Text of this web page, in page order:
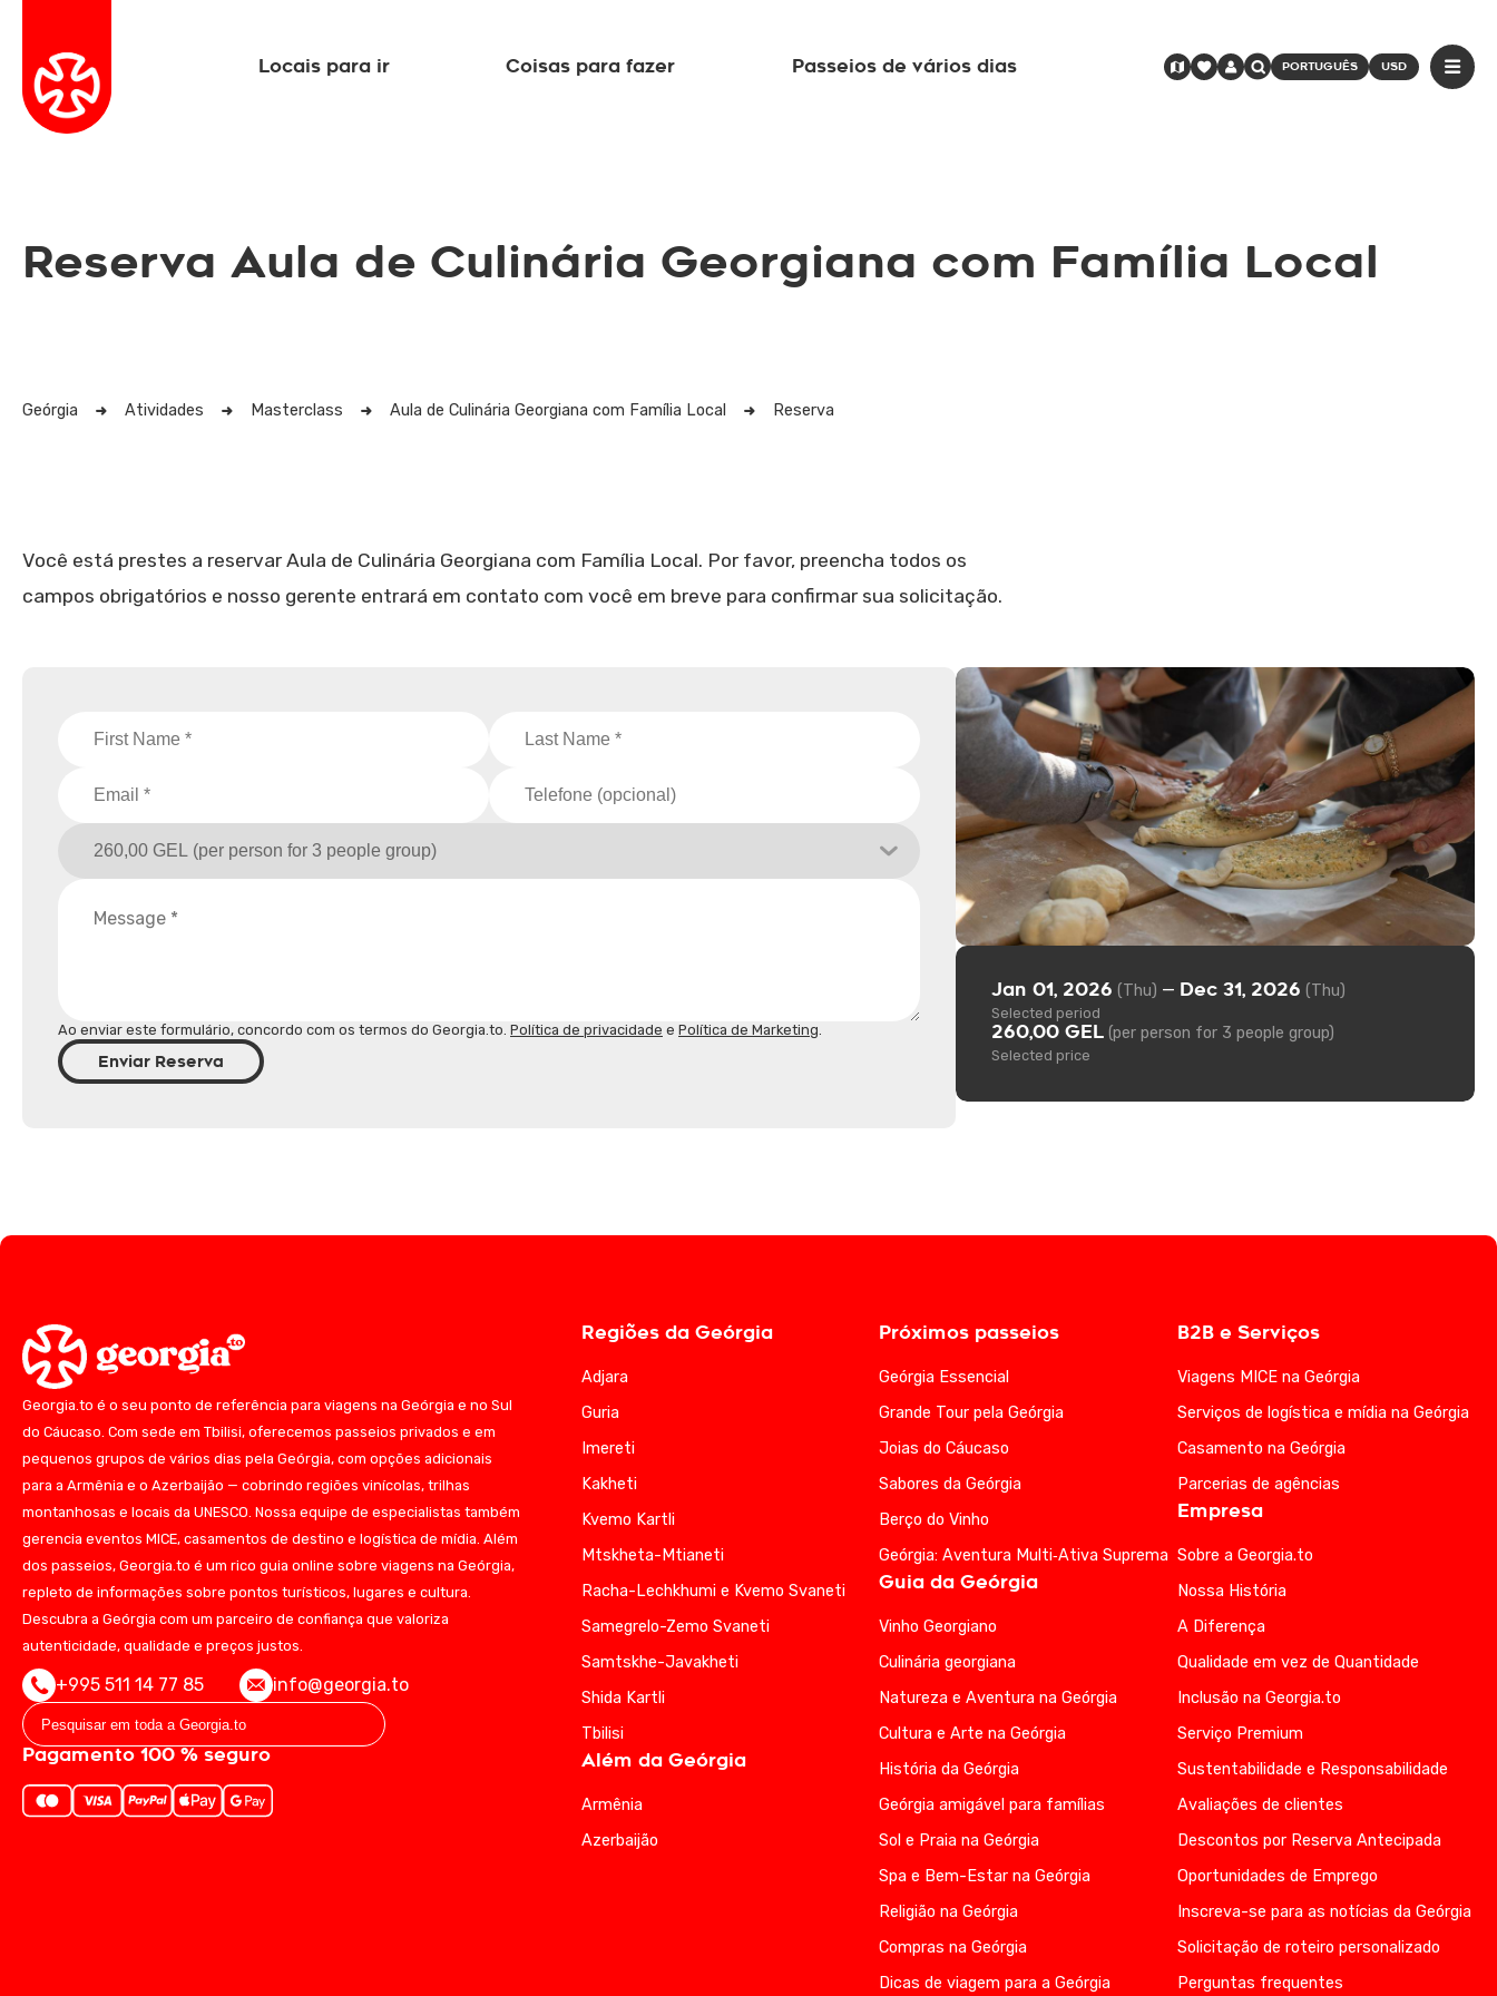
Locais para ir Coisas para fazer Passeios de vários dias PORTUGUÊS USD
Reserva Aula de Culinária Georgiana com Família Local
Geórgia Atividades Masterclass Aula de Culinária Georgiana com Família Local Reserva
Você está prestes a reservar Aula de Culinária Georgiana com Família Local. Por favor, preencha todos os
campos obrigatórios e nosso gerente entrará em contato com você em breve para confirmar sua solicitação.
Ao enviar este formulário, concordo com os termos do Georgia.to. Política de privacidade e Política de Marketing.
Enviar Reserva
Jan 01, 2026 (Thu) — Dec 31, 2026 (Thu)
Selected period
260,00 GEL (per person for 3 people group)
Selected price
Georgia.to é o seu ponto de referência para viagens na Geórgia e no Sul
do Cáucaso. Com sede em Tbilisi, oferecemos passeios privados e em
pequenos grupos de vários dias pela Geórgia, com opções adicionais
para a Armênia e o Azerbaijão — cobrindo regiões vinícolas, trilhas
montanhosas e locais da UNESCO. Nossa equipe de especialistas também
gerencia eventos MICE, casamentos de destino e logística de mídia. Além
dos passeios, Georgia.to é um rico guia online sobre viagens na Geórgia,
repleto de informações sobre pontos turísticos, lugares e cultura.
Descubra a Geórgia com um parceiro de confiança que valoriza
autenticidade, qualidade e preços justos.
+995 511 14 77 85 info@georgia.to
Pagamento 100 % seguro
Regiões da Geórgia
Adjara
Guria
Imereti
Kakheti
Kvemo Kartli
Mtskheta-Mtianeti
Racha-Lechkhumi e Kvemo Svaneti
Samegrelo-Zemo Svaneti
Samtskhe-Javakheti
Shida Kartli
Tbilisi
Além da Geórgia
Armênia
Azerbaijão
Próximos passeios
Geórgia Essencial
Grande Tour pela Geórgia
Joias do Cáucaso
Sabores da Geórgia
Berço do Vinho
Geórgia: Aventura Multi‑Ativa Suprema
Guia da Geórgia
Vinho Georgiano
Culinária georgiana
Natureza e Aventura na Geórgia
Cultura e Arte na Geórgia
História da Geórgia
Geórgia amigável para famílias
Sol e Praia na Geórgia
Spa e Bem-Estar na Geórgia
Religião na Geórgia
Compras na Geórgia
Dicas de viagem para a Geórgia
B2B e Serviços
Viagens MICE na Geórgia
Serviços de logística e mídia na Geórgia
Casamento na Geórgia
Parcerias de agências
Empresa
Sobre a Georgia.to
Nossa História
A Diferença
Qualidade em vez de Quantidade
Inclusão na Georgia.to
Serviço Premium
Sustentabilidade e Responsabilidade
Avaliações de clientes
Descontos por Reserva Antecipada
Oportunidades de Emprego
Inscreva-se para as notícias da Geórgia
Solicitação de roteiro personalizado
Perguntas frequentes